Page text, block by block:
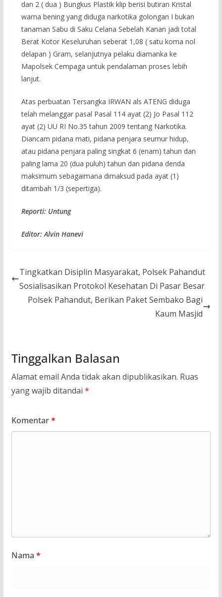
dan 2 ( dua ) Bungkus Plastik klip berisi butiran Kristal
warna bening yang diduga narkotika golongan I bukan
tanaman Sabu di Saku Celana Sebelah Kanan jadi total
Berat Kotor Keseluruhan seberat 1,08 ( satu koma nol
delapan ) Gram, selanjutnya pelaku diamanka ke
Mapolsek Cempaga untuk pendalaman proses lebih
lanjut.
Atas perbuatan Tersangka IRWAN als ATENG diduga
telah melanggar pasal Pasal 114 ayat (2) Jo Pasal 112
ayat (2) UU RI No.35 tahun 2009 tentang Narkotika.
Diancam pidana mati, pidana penjara seumur hidup,
atau pidana penjara paling singkat 6 (enam) tahun dan
paling lama 20 (dua puluh) tahun dan pidana denda
maksimum sebagaimana dimaksud pada ayat (1)
ditambah 1/3 (sepertiga).
Reporti: Untung
Editor: Alvin Hanevi
Tingkatkan Disiplin Masyarakat, Polsek Pahandut
Sosialisasikan Protokol Kesehatan Di Pasar Besar
Polsek Pahandut, Berikan Paket Sembako Bagi
Kaum Masjid
Tinggalkan Balasan
Alamat email Anda tidak akan dipublikasikan. Ruas
yang wajib ditandai *
Komentar*
Nama *